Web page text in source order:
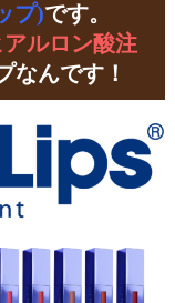
プ)です。
ルロン酸注
なんです！